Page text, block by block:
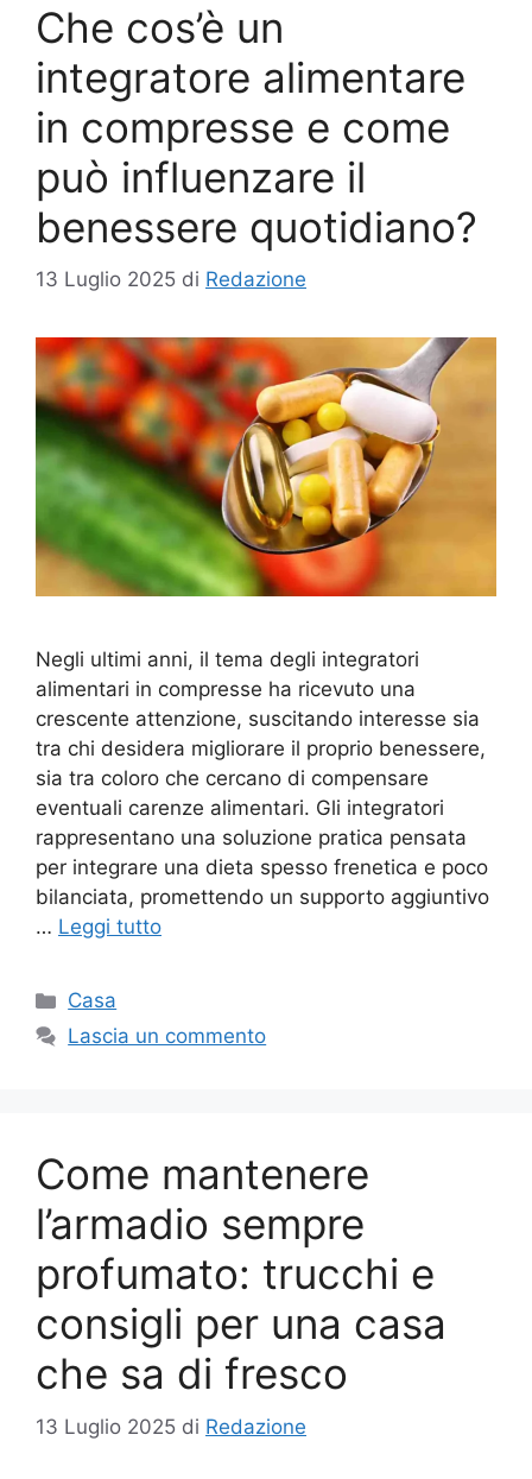
Che cos’è un
integratore alimentare
in compresse e come
può influenzare il
benessere quotidiano?
13 Luglio 2025 di Redazione
Negli ultimi anni, il tema degli integratori
alimentari in compresse ha ricevuto una
crescente attenzione, suscitando interesse sia
tra chi desidera migliorare il proprio benessere,
sia tra coloro che cercano di compensare
eventuali carenze alimentari. Gli integratori
rappresentano una soluzione pratica pensata
per integrare una dieta spesso frenetica e poco
bilanciata, promettendo un supporto aggiuntivo
… Leggi tutto
Categorie
Casa
Lascia un commento
Come mantenere
l’armadio sempre
profumato: trucchi e
consigli per una casa
che sa di fresco
13 Luglio 2025 di Redazione